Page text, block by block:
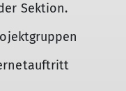
Sektion.